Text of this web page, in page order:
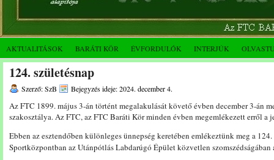
AKTUALITÁSOK BARÁTI KÖR ÉVFORDULÓK INTERJÚK
124. születésnap
Szerző: SzB Bejegyzés ideje: 2024. december 4.
Az FTC 1899. május 3-án történt megalakulását követő évben december 3-án
szakosztálya. Az FTC, az FTC Baráti Kör minden évben megemlékezett erről a
Ebben az esztendőben különleges ünnepség keretében emlékeztünk meg a
Sportközpontban az Utánpótlás Labdarúgó Épület közvetlen